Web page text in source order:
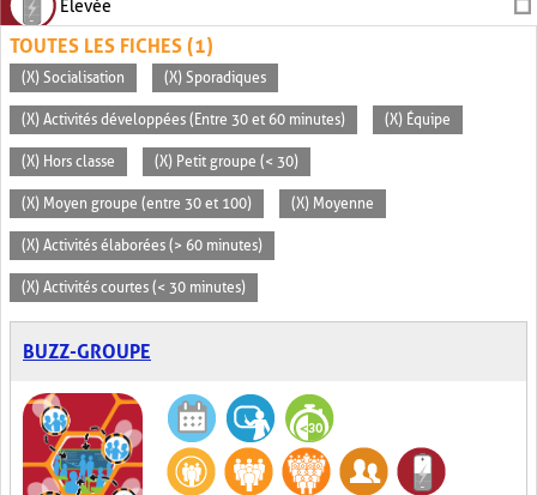
Élevée
TOUTES LES FICHES (1)
(X) Socialisation (X) Sporadiques
(X) Activités développées (Entre 30 et 60 minutes) (X) Équipe
(X) Hors classe (X) Petit groupe (< 30)
(X) Moyen groupe (entre 30 et 100) (X) Moyenne
(X) Activités élaborées (> 60 minutes)
(X) Activités courtes (< 30 minutes)
BUZZ-GROUPE